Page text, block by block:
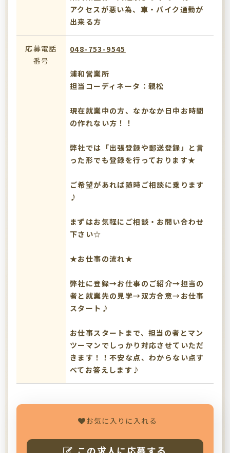
アクセスが悪い為、車・バイク通勤が
出来る方
応募電話
番号
048-753-9545
浦和営業所
担当コーディネータ：親松
現在就業中の方、なかなか日中お時間
の作れない方！！
弊社では「出張登録や郵送登録」と言
った形でも登録を行っております★
ご希望があれば随時ご相談に乗ります
♪
まずはお気軽にご相談・お問い合わせ
下さい☆
★お仕事の流れ★
弊社に登録→お仕事のご紹介→担当の
者と就業先の見学→双方合意→お仕事
スタート♪
お仕事スタートまで、担当の者とマン
ツーマンでしっかり対応させていただ
きます！！不安な点、わからない点す
べてお答えします♪
お気に入りに入れる